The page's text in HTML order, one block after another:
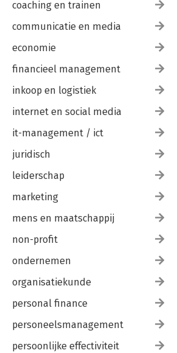
13. Trends & ontwikkelingen
14. Mooiste horeca-ervaring van...
15. Welke Horecatijger ben jij?
16. Voldaan of overtroffen?
18. Inspiratie & bronnen
coaching en trainen
communicatie en media
economie
financieel management
inkoop en logistiek
internet en social media
it-management / ict
juridisch
leiderschap
marketing
mens en maatschappij
non-profit
ondernemen
organisatiekunde
personal finance
personeelsmanagement
persoonlijke effectiviteit